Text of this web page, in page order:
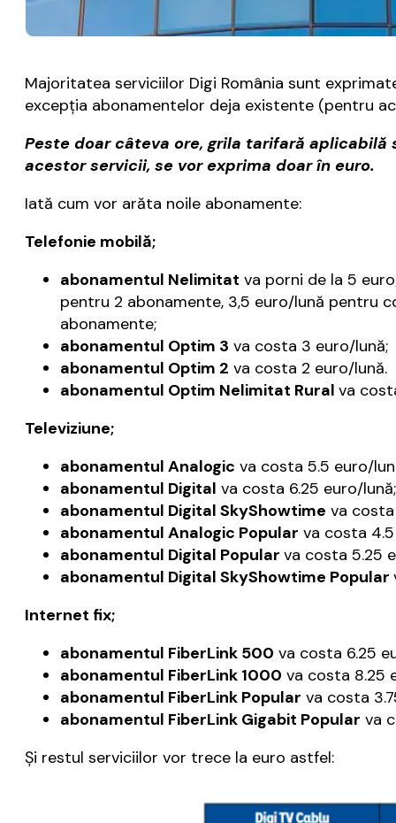
Majoritatea serviciilor Digi România sunt
excepţia abonamentelor deja existente (pentru
Peste doar câteva ore, grila tarifară
acestor servicii, se vor exprima doar în euro.
Iată cum vor arăta noile abonamente:
Telefonie mobilă;
abonamentul Nelimitat va porni de la 5
pentru 2 abonamente, 3,5 euro/lună pentru
abonamente;
abonamentul Optim 3 va costa 3 euro/lună;
abonamentul Optim 2 va costa 2 euro/lună.
abonamentul Optim Nelimitat Rural va
Televiziune;
abonamentul Analogic va costa 5.5 euro/
abonamentul Digital va costa 6.25 euro/lună;
abonamentul Digital SkyShowtime va
abonamentul Analogic Popular va costa
abonamentul Digital Popular va costa 5.25
abonamentul Digital SkyShowtime Popular
Internet fix;
abonamentul FiberLink 500 va costa 6.25
abonamentul FiberLink 1000 va costa 8.25
abonamentul FiberLink Popular va costa
abonamentul FiberLink Gigabit Popular va
Şi restul serviciilor vor trece la euro astfel: